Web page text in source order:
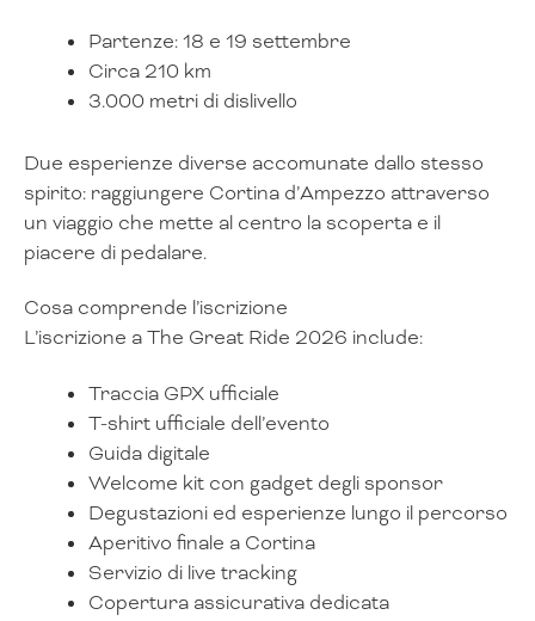
Partenze: 18 e 19 settembre
Circa 210 km
3.000 metri di dislivello
Due esperienze diverse accomunate dallo stesso
spirito: raggiungere Cortina d’Ampezzo attraverso
un viaggio che mette al centro la scoperta e il
piacere di pedalare.
Cosa comprende l’iscrizione
L’iscrizione a The Great Ride 2026 include:
Traccia GPX ufficiale
T-shirt ufficiale dell’evento
Guida digitale
Welcome kit con gadget degli sponsor
Degustazioni ed esperienze lungo il percorso
Aperitivo finale a Cortina
Servizio di live tracking
Copertura assicurativa dedicata